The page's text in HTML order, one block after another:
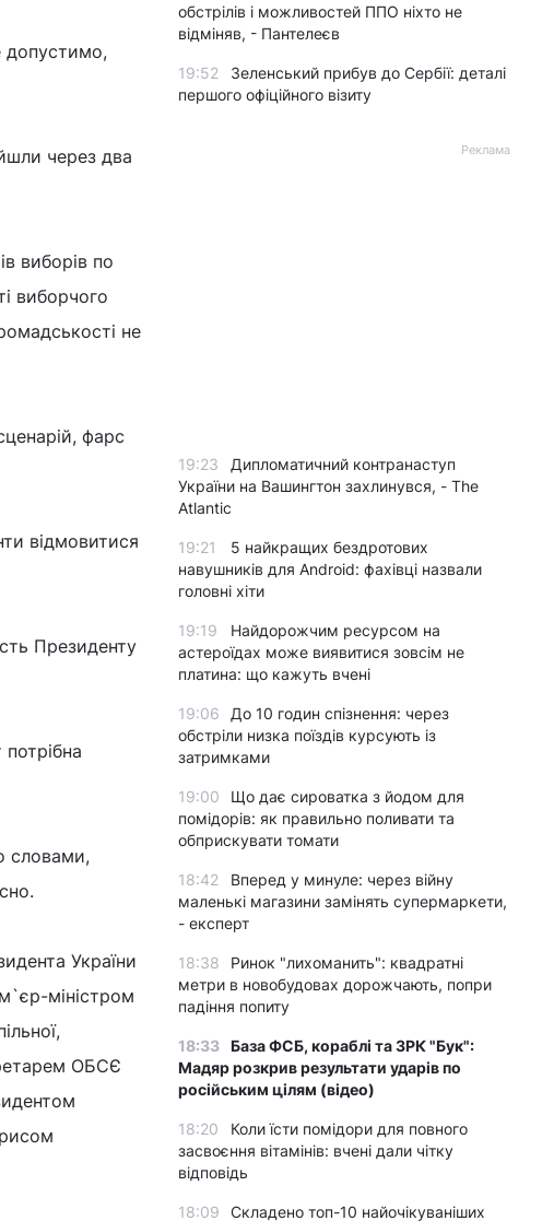
допустимо,
через два
виборів по
виборчого
не
фарс
відмовитися
Президенту
словами,
України
міністром
ОБСЄ
обстрілів і можливостей ППО ніхто не
відміняв, - Пантелеєв
19:52
Зеленський прибув до Сербії: деталі
першого офіційного візиту
Реклама
19:23
Дипломатичний контранаступ
України на Вашингтон захлинувся, - The
Atlantic
19:21
5 найкращих бездротових
навушників для Android: фахівці назвали
головні хіти
19:19
Найдорожчим ресурсом на
астероїдах може виявитися зовсім не
платина: що кажуть вчені
19:06
До 10 годин спізнення: через
обстріли низка поїздів курсують із
затримками
19:00
Що дає сироватка з йодом для
помідорів: як правильно поливати та
обприскувати томати
18:42
Вперед у минуле: через війну
маленькі магазини замінять супермаркети,
- експерт
18:38
Ринок "лихоманить": квадратні
метри в новобудовах дорожчають, попри
падіння попиту
18:33 База ФСБ, кораблі та ЗРК "Бук":
Мадяр розкрив результати ударів по
російським цілям (відео)
18:20
Коли їсти помідори для повного
засвоєння вітамінів: вчені дали чітку
відповідь
18:09 Складено топ-10 найочікуваніших